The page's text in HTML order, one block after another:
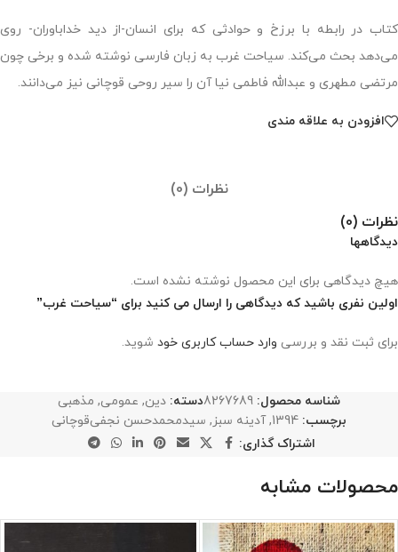
کتاب در رابطه با برزخ و حوادثی که برای انسان-از دید خداباوران- روی
می‌دهد بحث می‌کند. سیاحت غرب به زبان فارسی نوشته شده و برخی چون
مرتضی مطهری و عبدالله فاطمی نیا آن را سیر روحی قوچانی نیز می‌دانند.
افزودن به علاقه مندی
نظرات (0)
نظرات (0)
دیدگاهها
هیچ دیدگاهی برای این محصول نوشته نشده است.
اولین نفری باشید که دیدگاهی را ارسال می کنید برای “سیاحت غرب”
برای ثبت نقد و بررسی وارد حساب کاربری خود شوید.
شناسه محصول: 8267689دسته: دین, عمومی, مذهبی
برچسب: 1394
, آدینه سبز, سیدمحمدحسن نجفی‌قوچانی
اشتراک گذاری:
محصولات مشابه